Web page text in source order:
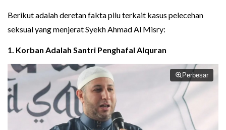
Berikut adalah deretan fakta pilu terkait kasus pelecehan
seksual yang menjerat Syekh Ahmad Al Misry:
1. Korban Adalah Santri Penghafal Alquran
Perbesar